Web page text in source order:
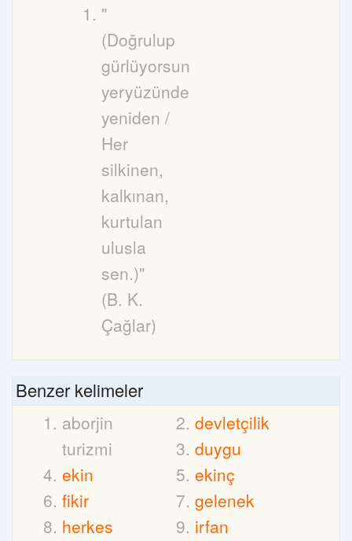
"
(Doğrulup
gürlüyorsun
yeryüzünde
yeniden /
Her
silkinen,
kalkınan,
kurtulan
ulusla
sen.)"
(B. K.
Çağlar)
Benzer kelimeler
aborjin
turizmi
devletçilik
duygu
ekin
ekinç
fikir
gelenek
herkes
irfan